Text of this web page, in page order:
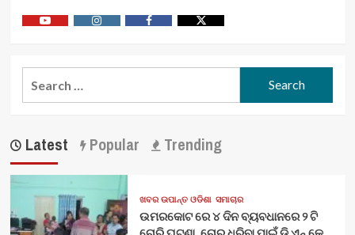
Latest Popular Trending
ଖବର ଉପାନ୍ତ ଓଡିଶା ସମାଚାର
ଉମରକୋଟ ରେ ୪ ଦିନ ବ୍ୟବଧାନରେ ୨ ଟି